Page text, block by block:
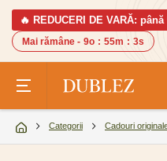
🔥 REDUCERI DE VARĂ:
Mai rămâne - 9o : 55m : 2s
Categorii Cadouri